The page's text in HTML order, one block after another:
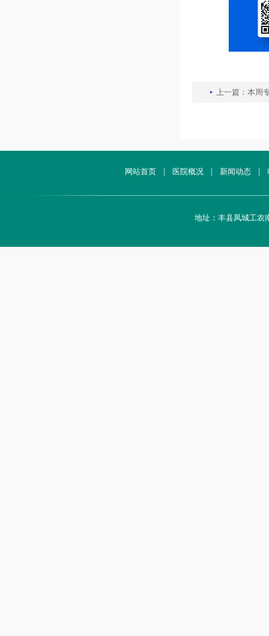
上一篇： 本周
网站首页 医院概况 新闻动态
地址：丰县凤城工